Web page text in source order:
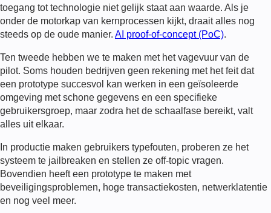
toegang tot technologie niet gelijk staat aan waarde. Als je
onder de motorkap van kernprocessen kijkt, draait alles nog
steeds op de oude manier. AI proof-of-concept (PoC).
Ten tweede hebben we te maken met het vagevuur van de
pilot. Soms houden bedrijven geen rekening met het feit dat
een prototype succesvol kan werken in een geïsoleerde
omgeving met schone gegevens en een specifieke
gebruikersgroep, maar zodra het de schaalfase bereikt, valt
alles uit elkaar.
In productie maken gebruikers typefouten, proberen ze het
systeem te jailbreaken en stellen ze off-topic vragen.
Bovendien heeft een prototype te maken met
beveiligingsproblemen, hoge transactiekosten, netwerklatentie
en nog veel meer.